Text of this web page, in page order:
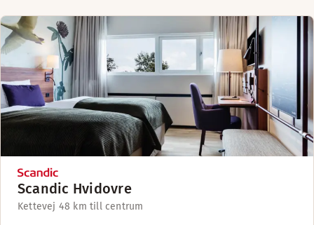
Scandic Hvidovre
Kettevej 48 km till centrum